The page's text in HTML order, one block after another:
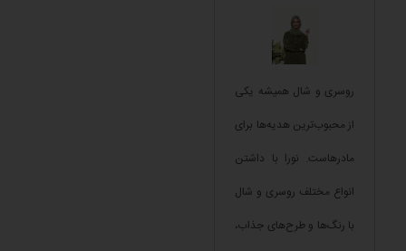
روسری و شال همیشه یکی
از محبوب‌ترین هدیه‌ها برای
مادرهاست. نورا با داشتن
انواع مختلف روسری و شال
با رنگ‌ها و طرح‌های جذاب،